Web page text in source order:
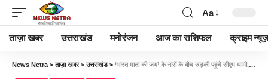
Aa
ताज़ा खबर उत्तराखंड मनोरंजन आज का राशिफल क्राइम न्यूज़
News Netra >ताज़ा खबर>उत्तराखंड> ‘भारत माता की जय’ के नारों के बीच रुड़की पहुंचे सीएम धामी, कार्यकर्ताओं संग सुना ‘मन की बात’ कार्यक्रम-Newsnetra